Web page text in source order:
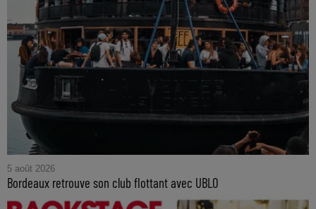
5 août 2026
Bordeaux retrouve son club flottant avec UBLO